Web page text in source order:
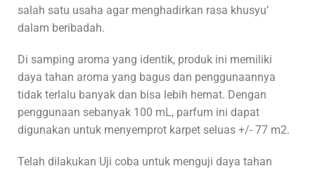
salah satu usaha agar menghadirkan rasa khusyu’
dalam beribadah.
Di samping aroma yang identik, produk ini memiliki
daya tahan aroma yang bagus dan penggunaannya
tidak terlalu banyak dan bisa lebih hemat. Dengan
penggunaan sebanyak 100 mL, parfum ini dapat
digunakan untuk menyemprot karpet seluas +/- 77 m2.
Telah dilakukan Uji coba untuk menguji daya tahan